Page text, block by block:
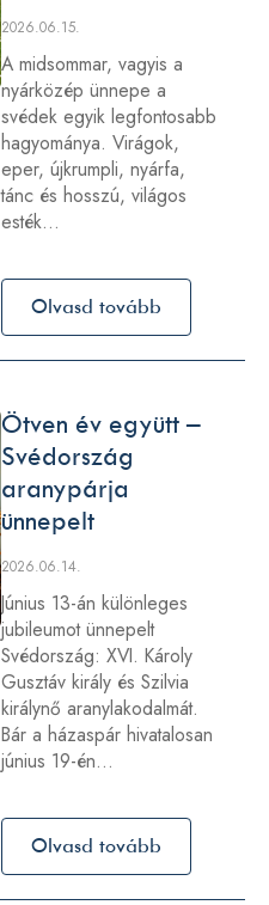
2026.06.15.
A midsommar, vagyis a
nyárközép ünnepe a
svédek egyik legfontosabb
hagyománya. Virágok,
eper, újkrumpli, nyárfa,
tánc és hosszú, világos
esték…
Olvasd tovább
Ötven év együtt –
Svédország
aranypárja
ünnepelt
2026.06.14.
Június 13-án különleges
jubileumot ünnepelt
Svédország: XVI. Károly
Gusztáv király és Szilvia
királynő aranylakodalmát.
Bár a házaspár hivatalosan
június 19-én…
Olvasd tovább